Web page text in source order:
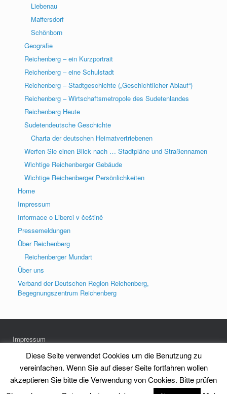
Liebenau
Maffersdorf
Schönborn
Geografie
Reichenberg – ein Kurzportrait
Reichenberg – eine Schulstadt
Reichenberg – Stadtgeschichte („Geschichtlicher Ablauf“)
Reichenberg – Wirtschaftsmetropole des Sudetenlandes
Reichenberg Heute
Sudetendeutsche Geschichte
Charta der deutschen Heimatvertriebenen
Werfen Sie einen Blick nach … Stadtpläne und Straßennamen
Wichtige Reichenberger Gebäude
Wichtige Reichenberger Persönlichkeiten
Home
Impressum
Informace o Liberci v češtině
Pressemeldungen
Über Reichenberg
Reichenberger Mundart
Über uns
Verband der Deutschen Region Reichenberg,
Begegnungszentrum Reichenberg
Impressum
Datenschutz
Theme bySiteOrigin
Diese Seite verwendet Cookies um die Benutzung zu
vereinfachen. Wenn Sie auf dieser Seite fortfahren wollen
akzeptieren Sie bitte die Verwendung von Cookies. Bitte prüfen